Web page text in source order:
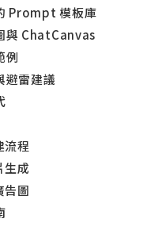
Prompt 模板庫
與 ChatCanvas
例
避雷建議
流程
生成
告圖